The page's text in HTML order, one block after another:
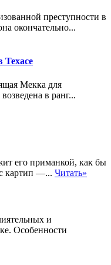
преступности в
окончательно...
Техасе
Мекка для
в ранг...
его приманкой, как бы
картип —... Читать»
и
Особенности